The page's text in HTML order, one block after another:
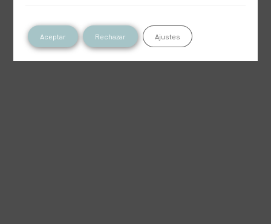
Aceptar Rechazar Ajustes